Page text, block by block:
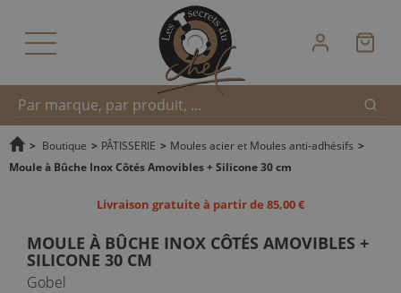
Recherche
> Boutique > PÂTISSERIE > Moules acier et Moules anti-adhésifs >
Moule à Bûche Inox Côtés Amovibles + Silicone 30 cm
Livraison gratuite à partir de 85,00 €
MOULE À BÛCHE INOX CÔTÉS AMOVIBLES +
SILICONE 30 CM
Gobel